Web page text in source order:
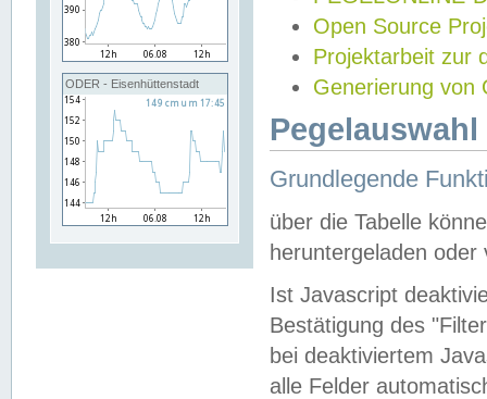
ODER - Eisenhüttenstadt
Open Source
Projektarbeit zur
Generierung von
Grundlegende
über die Tabelle
heruntergeladen oder
Ist Javascript
Bestätigung des
bei deaktiviertem
alle Felder